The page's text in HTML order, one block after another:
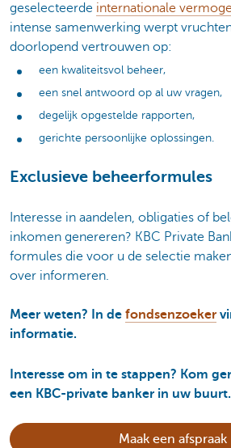
geselecteerde internationale
intense samenwerking werpt
doorlopend vertrouwen op:
een kwaliteitsvol beheer,
een snel antwoord op al uw vragen,
degelijk opgestelde rapporten,
gerichte persoonlijke oplossingen.
Exclusieve beheerformules
Interesse in aandelen, obligaties of
inkomen genereren? KBC Private
formules die voor u de selectie
over informeren.
Meer weten? In de fondsenzoeker
informatie.
Interesse om in te stappen? Kom
een KBC-private banker in uw buurt.
Maak een afspraak